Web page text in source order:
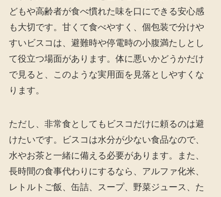
どもや高齢者が食べ慣れた味を口にできる安心感
も大切です。甘くて食べやすく、個包装で分けや
すいビスコは、避難時や停電時の小腹満たしとし
て役立つ場面があります。体に悪いかどうかだけ
で見ると、このような実用面を見落としやすくな
ります。
ただし、非常食としてもビスコだけに頼るのは避
けたいです。ビスコは水分が少ない食品なので、
水やお茶と一緒に備える必要があります。また、
長時間の食事代わりにするなら、アルファ化米、
レトルトご飯、缶詰、スープ、野菜ジュース、た